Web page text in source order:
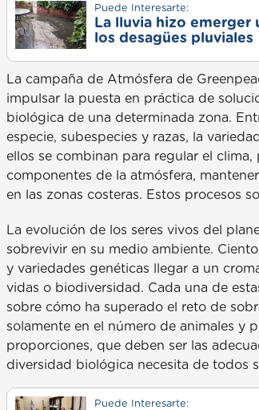
Puede Interesarte:
La lluvia hizo emerger
los desagües pluviales
La campaña de Atmósfera de
impulsar la puesta en práctica de
biológica de una determinada zona.
especie, subespecies y razas, la
ellos se combinan para regular el
componentes de la atmósfera,
en las zonas costeras. Estos procesos
La evolución de los seres vivos del
sobrevivir en su medio ambiente.
y variedades genéticas llegar a un
vidas o biodiversidad. Cada una de
sobre cómo ha superado el reto de
solamente en el número de animales y
proporciones, que deben ser las
diversidad biológica necesita de todos
Puede Interesarte: